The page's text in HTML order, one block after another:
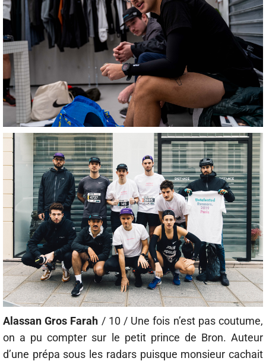
Alassan Gros Farah / 10 / Une fois n’est pas coutume,
on a pu compter sur le petit prince de Bron. Auteur
d’une prépa sous les radars puisque monsieur cachait